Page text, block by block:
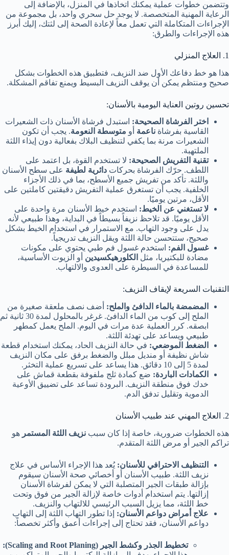
وتتضمن خطوات عملية يمكنك اتخاذها في المنزل، بالإضافة إلى
الرعاية المهنية المتخصصة. لا يوجد حل سحري واحد، بل مجموعة من
الإجراءات المتكاملة التي تعمل معاً لإعادة الصحة إلى لثتك، إليك أبرز
هذه الإجراءات والطرق:
1. العلاج المنزلي
هذا هو خط دفاعك الأول ضد النزيف، فتطبيق هذه الخطوات بشكل
صحيح ومنتظم يمكن أن يوقف النزيف البسيط ويمنع تفاقم المشكلة.
تحسين روتين العناية اليومية بالأسنان:
اختر الفرشاة الصحيحة: استبدل فرشاة الأسنان ذات الشعيرات
القاسية بفرشاة ناعمة أو متوسطة النعومة. يجب أن تكون
الشعيرات مرنة بما يكفي لتنظيف البلاك بفعالية دون إيذاء اللثة
الملتهبة.
تقنية التفريش الصحيحة: لا تستخدم القوة، بل اعتمد على
اللطف. حرّك الفرشاة بحركات دائرية لطيفة على سطح الأسنان
واللثة. تأكد من تفريش جميع الأسطح، بما في ذلك الأجزاء
الخلفية. يجب أن تستغرق عملية التفريش دقيقتين كاملتين على
الأقل، مرتين يوميًا.
لا تستغني عن الخيط: استخدم خيط الأسنان مرة واحدة على
الأقل يوميًا. قد تلاحظ نزيفاً بسيطاً في البداية، وهذا طبيعي لأنه
يدل على وجود التهاب. مع الاستمرار في استخدام الخيط بشكل
صحيح، ستتحسن حالة اللثة ويقل النزيف تدريجياً.
غسول الفم: استخدم غسول فم طبي يحتوي على مكونات
مضادة للبكتيريا، مثل الكلورهيكسيدين أو الزيوت الأساسية،
للمساعدة في السيطرة على العدوى والالتهاب.
التقنيات السريعة لإيقاف النزيف:
المضمضة بالماء الدافئ والملح: أضف نصف ملعقة صغيرة من
الملح إلى كوب من الماء الدافئ. غرغر بالمحلول لمدة 30 ثانية ثم
ابصقه. كرر العملية عدة مرات في اليوم. الملح يعمل كمطهر
طبيعي ويساعد على تهدئة اللثة.
الضغط الموضعي: في حالة النزيف الحاد، يمكنك استخدام قطعة
شاش نظيفة أو منديل مبلل والضغط برفق على مكان النزيف
لمدة 5 إلى 10 دقائق. هذا يساعد على تسريع عملية التخثر.
الكمادات الباردة: ضع كمادة ثلج ملفوفة بقطعة قماش على
خدك فوق منطقة النزيف. البرودة تساعد على تضييق الأوعية
الدموية وتقليل تدفق الدم.
2. العلاج المهني عند طبيب الأسنان
هذه الخطوات ضرورية، خاصة إذا كان سبب نزيف اللثة المستمر هو
تراكم الجير أو مرض اللثة المتقدم.
التنظيف الاحترافي للأسنان: يُعد هذا الإجراء الأساس في علاج
نزيف اللثة. طبيب الأسنان أو أخصائي صحة الأسنان سيقوم
بإزالة طبقات الجير المتصلبة التي لا يمكن لفرشاة الأسنان
إزالتها. يتم استخدام أدوات خاصة لإزالة الجير من فوق وتحت
خط اللثة، مما يزيل السبب الرئيسي للالتهاب والنزيف.
علاج أمراض دواعم الأسنان: إذا تطور التهاب اللثة إلى التهاب
دواعم الأسنان، فقد تحتاج إلى إجراءات أعمق وأكثر تخصصاً:
تخطيط الجذر وكشط الجير (Scaling and Root Planing
):